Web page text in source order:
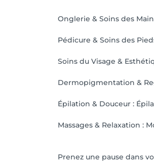
Onglerie & Soins des
Pédicure & Soins des
Soins du Visage &
Dermopigmentation &
Épilation & Douceur :
Massages & Relaxation :
Prenez une pause dans